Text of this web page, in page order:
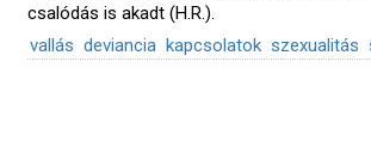
csalódás is akadt (H.R.).
vallás deviancia kapcsolatok szexualitás